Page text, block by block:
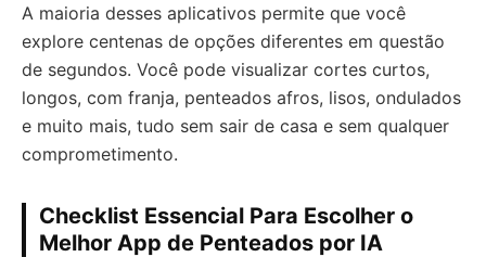
A maioria desses aplicativos permite que você
explore centenas de opções diferentes em questão
de segundos. Você pode visualizar cortes curtos,
longos, com franja, penteados afros, lisos, ondulados
e muito mais, tudo sem sair de casa e sem qualquer
comprometimento.
Checklist Essencial Para Escolher o
Melhor App de Penteados por IA